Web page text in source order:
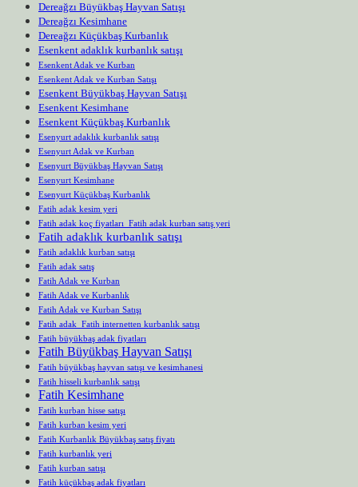
Dereağzı Büyükbaş Hayvan Satışı
Dereağzı Kesimhane
Dereağzı Küçükbaş Kurbanlık
Esenkent adaklık kurbanlık satışı
Esenkent Adak ve Kurban
Esenkent Adak ve Kurban Satışı
Esenkent Büyükbaş Hayvan Satışı
Esenkent Kesimhane
Esenkent Küçükbaş Kurbanlık
Esenyurt adaklık kurbanlık satışı
Esenyurt Adak ve Kurban
Esenyurt Büyükbaş Hayvan Satışı
Esenyurt Kesimhane
Esenyurt Küçükbaş Kurbanlık
Fatih adak kesim yeri
Fatih adak koç fiyatları Fatih adak kurban satış yeri
Fatih adaklık kurbanlık satışı
Fatih adaklık kurban satışı
Fatih adak satış
Fatih Adak ve Kurban
Fatih Adak ve Kurbanlık
Fatih Adak ve Kurban Satışı
Fatih adak Fatih internetten kurbanlık satışı
Fatih büyükbaş adak fiyatları
Fatih Büyükbaş Hayvan Satışı
Fatih büyükbaş hayvan satışı ve kesimhanesi
Fatih hisseli kurbanlık satışı
Fatih Kesimhane
Fatih kurban hisse satışı
Fatih kurban kesim yeri
Fatih Kurbanlık Büyükbaş satış fiyatı
Fatih kurbanlık yeri
Fatih kurban satışı
Fatih küçükbaş adak fiyatları